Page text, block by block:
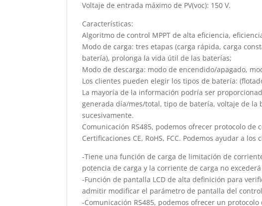
Voltaje de entrada máximo de PV(voc): 150 V.
Características:
Algoritmo de control MPPT de alta eficiencia,
Modo de carga: tres etapas (carga rápida, carga
batería), prolonga la vida útil de las baterías;
Modo de descarga: modo de encendido/apagado,
Los clientes pueden elegir los tipos de batería:
La mayoría de la información podría ser
generada día/mes/total, tipo de batería, voltaje de la
sucesivamente.
Comunicación RS485, podemos ofrecer protocolo
Certificaciones CE, RoHS, FCC. Podemos ayudar a
-Tiene una función de carga de limitación de
potencia de carga y la corriente de carga no
-Función de pantalla LCD de alta definición para
admitir modificar el parámetro de pantalla del
-Comunicación RS485, podemos ofrecer un